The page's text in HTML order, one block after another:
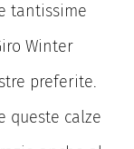
tantissime
Winter
preferite.
queste calze